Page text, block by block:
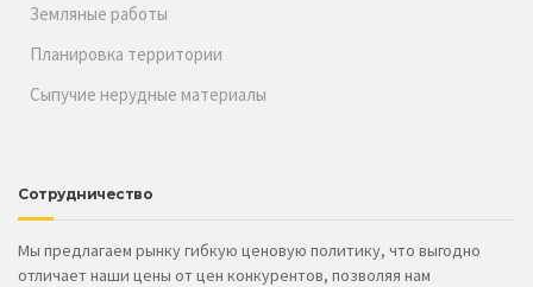
Земляные работы
Планировка территории
Сыпучие нерудные материалы
Сотрудничество
Мы предлагаем рынку гибкую ценовую политику, что выгодно
отличает наши цены от цен конкурентов, позволяя нам